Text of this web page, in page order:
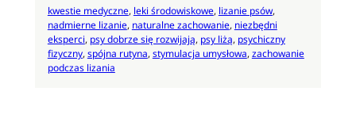
kwestie medyczne, leki środowiskowe, lizanie psów
nadmierne lizanie, naturalne zachowanie, niezbędni
eksperci, psy dobrze się rozwijają, psy liżą, psychiczny
fizyczny, spójna rutyna, stymulacja umysłowa, zachowanie
podczas lizania